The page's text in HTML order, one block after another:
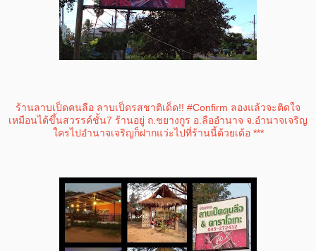
ร้านลาบเป็ดคนลือ ลาบเป็ดรสชาติเด็ด!! ‪#‎Confirm‬ ลองแล้วจะติดใจ
เหมือนได้ขึ้นสวรรค์ชั้น7 ร้านอยู่ ถ.ชยางกูร อ.ลืออำนาจ จ.อำนาจเจริญ
ใครไปอำนาจเจริญก็ฝากแว่ะไปที่ร้านนี้ด้วยเด้อ ***